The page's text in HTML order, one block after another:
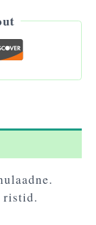
ristid.